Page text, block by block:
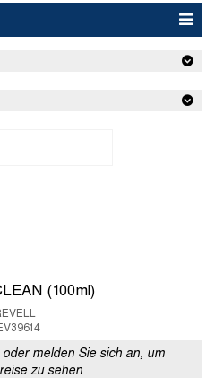
(100ml)
melden Sie sich an, um
zu sehen